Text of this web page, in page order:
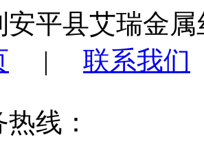
安平县艾瑞金
| 联系我们
线：